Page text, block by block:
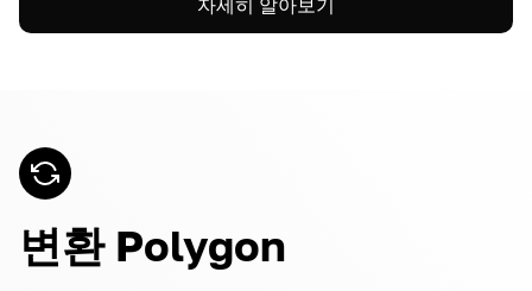
변환 Polygon